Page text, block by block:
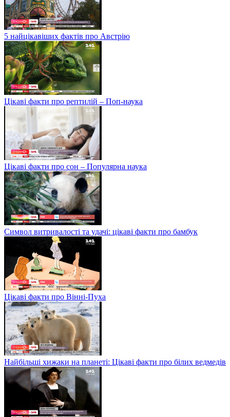
5 найцікавіших фактів про Австрію
Цікаві факти про рептилій – Поп-наука
Цікаві факти про сон – Популярна наука
Символ витривалості та удачі: цікаві факти про бамбук
Цікаві факти про Вінні-Пуха
Найбільші хижаки на планеті: Цікаві факти про білих ведмедів